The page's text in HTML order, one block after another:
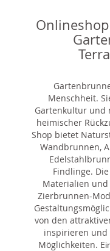
Menschheit.
Gartenkultur und
heimischer
Shop bietet
Wandbrunnen,
Findlinge.
Materialien
Zierbrunnen-
von den
inspirieren und
Möglichkeiten. E